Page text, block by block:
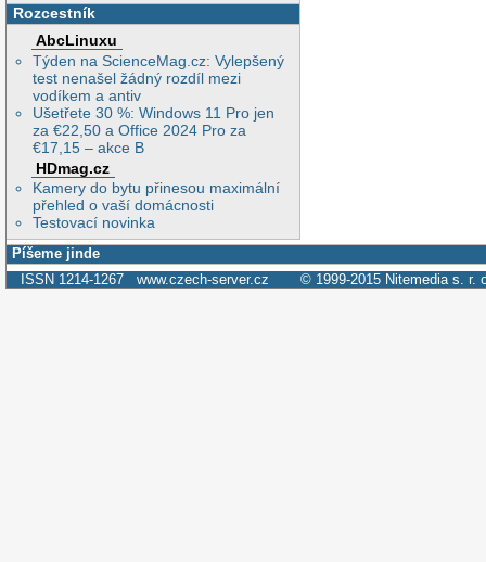
Rozcestník
AbcLinuxu
Týden na ScienceMag.cz: Vylepšený
test nenašel žádný rozdíl mezi
vodíkem a antiv
Ušetřete 30 %: Windows 11 Pro jen
za €22,50 a Office 2024 Pro za
€17,15 – akce B
HDmag.cz
Kamery do bytu přinesou maximální
přehled o vaší domácnosti
Testovací novinka
Píšeme jinde
ISSN 1214-1267 www.czech-server.cz © 1999-2015 Nitemedia s. r.